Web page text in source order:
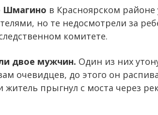
Шмагино в Красноярском
но те недосмотрели за
комитете.
двое мужчин. Один из них
очевидцев, до этого он
житель прыгнул с моста через